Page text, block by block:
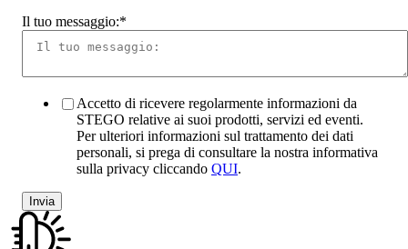
Il tuo messaggio:*
Accetto di ricevere regolarmente informazioni da
STEGO relative ai suoi prodotti, servizi ed eventi.
Per ulteriori informazioni sul trattamento dei dati
personali, si prega di consultare la nostra informativa
sulla privacy cliccando QUI.